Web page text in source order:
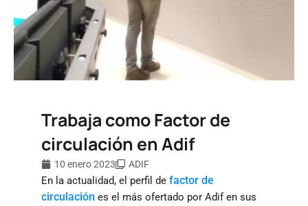
Trabaja como Factor de
circulación en Adif
10 enero 2023 ADIF
En la actualidad, el perfil de factor de
circulación es el más ofertado por Adif en sus